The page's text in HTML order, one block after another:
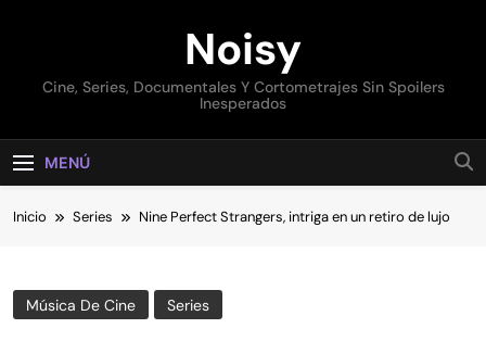
Noisy
Cine, Series, Documentales Y Cortometrajes Sin Spoilers
Inesperados
MENÚ
Inicio Series Nine Perfect Strangers, intriga en un retiro de lujo
Música De Cine Series